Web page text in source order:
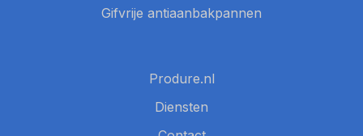
Gifvrije antiaanbakpannen
Produre.nl
Diensten